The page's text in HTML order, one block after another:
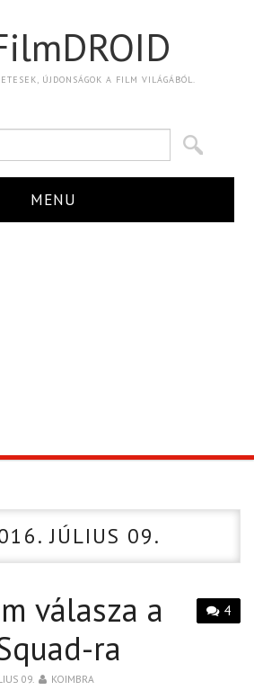
ÚJDONSÁGOK A FILM VILÁGÁBÓL.
MENU
JÚLIUS 09.
4
válasza a
ra
09. KOIMBRA